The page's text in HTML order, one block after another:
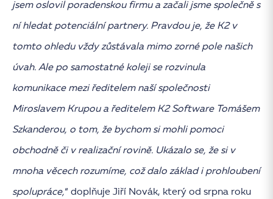
jsem oslovil poradenskou firmu a začali jsme společně s
ní hledat potenciální partnery. Pravdou je, že K2 v
tomto ohledu vždy zůstávala mimo zorné pole našich
úvah. Ale po samostatné koleji se rozvinula
komunikace mezi ředitelem naší společnosti
Miroslavem Krupou a ředitelem K2 Software Tomášem
Szkanderou, o tom, že bychom si mohli pomoci
obchodně či v realizační rovině. Ukázalo se, že si v
mnoha věcech rozumíme, což dalo základ i prohloubení
spolupráce,“ doplňuje Jiří Novák, který od srpna roku